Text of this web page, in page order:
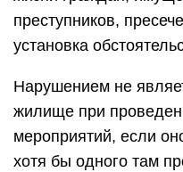
преступников,
установка
Нарушением не
жилище при
мероприятий, если
хотя бы одного там